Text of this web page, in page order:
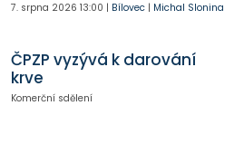
7. srpna 2026 13:00 | Bílovec| Michal Slonina
ČPZP vyzývá k darování
krve
Komerční sdělení